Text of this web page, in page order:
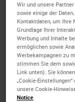
neighboring
around the
was a post-
New Media and
Institute's
2016 to 2019 he
Anthropology for
Arts Program in
Wir und unsere
sowie einige der
Kontaktdaten, um Ihre
Grundlage Ihrer
Werbung und Inhalte
ermöglichen sowie
Werbekampagnen zu
stimmen Sie dem
Link unten). Sie
„Cookie-
unsere Cookie-
Notice